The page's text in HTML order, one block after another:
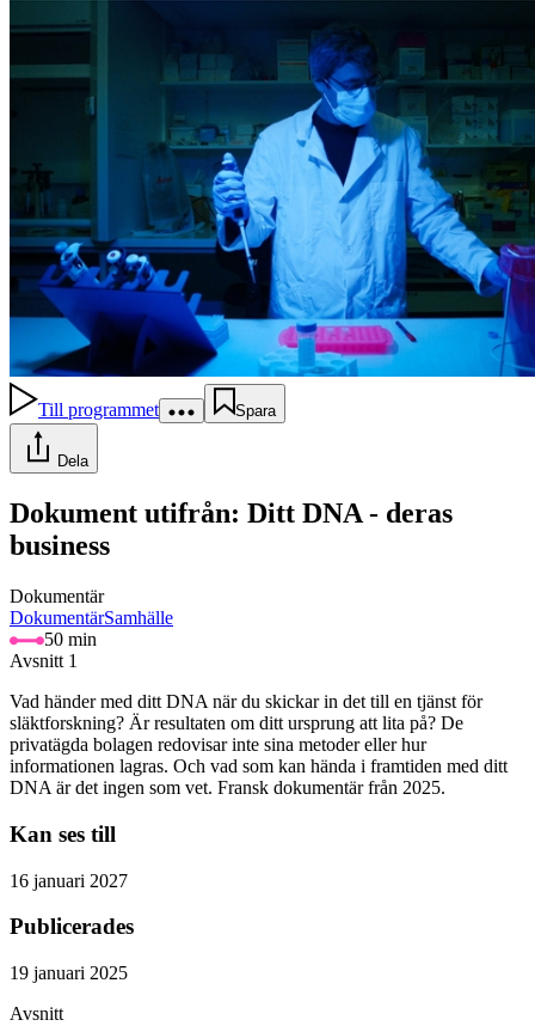
Till programmet Spara
Dela
Dokument utifrån: Ditt DNA - deras
business
Dokumentär
DokumentärSamhälle
50 min
Avsnitt 1
Vad händer med ditt DNA när du skickar in det till en tjänst för
släktforskning? Är resultaten om ditt ursprung att lita på? De
privatägda bolagen redovisar inte sina metoder eller hur
informationen lagras. Och vad som kan hända i framtiden med ditt
DNA är det ingen som vet. Fransk dokumentär från 2025.
Kan ses till
16 januari 2027
Publicerades
19 januari 2025
Avsnitt